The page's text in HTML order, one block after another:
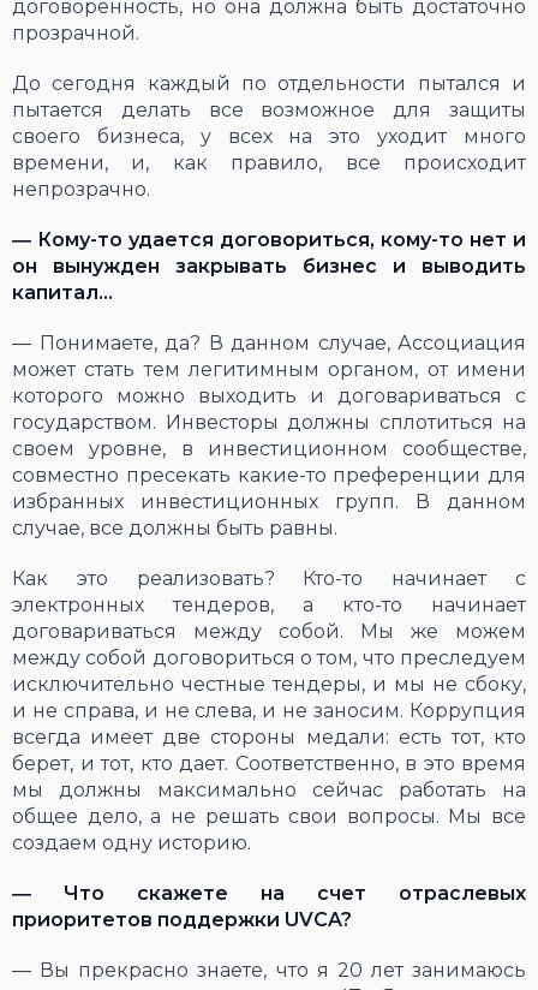
договоренность, но она должна быть достаточно
прозрачной.
До сегодня каждый по отдельности пытался и
пытается делать все возможное для защиты
своего бизнеса, у всех на это уходит много
времени, и, как правило, все происходит
непрозрачно.
― Кому-то удается договориться, кому-то нет и
он вынужден закрывать бизнес и выводить
капитал…
― Понимаете, да? В данном случае, Ассоциация
может стать тем легитимным органом, от имени
которого можно выходить и договариваться с
государством. Инвесторы должны сплотиться на
своем уровне, в инвестиционном сообществе,
совместно пресекать какие-то преференции для
избранных инвестиционных групп. В данном
случае, все должны быть равны.
Как это реализовать? Кто-то начинает с
электронных тендеров, а кто-то начинает
договариваться между собой. Мы же можем
между собой договориться о том, что преследуем
исключительно честные тендеры, и мы не сбоку,
и не справа, и не слева, и не заносим. Коррупция
всегда имеет две стороны медали: есть тот, кто
берет, и тот, кто дает. Соответственно, в это время
мы должны максимально сейчас работать на
общее дело, а не решать свои вопросы. Мы все
создаем одну историю.
― Что скажете на счет отраслевых
приоритетов поддержки UVCA?
― Вы прекрасно знаете, что я 20 лет занимаюсь